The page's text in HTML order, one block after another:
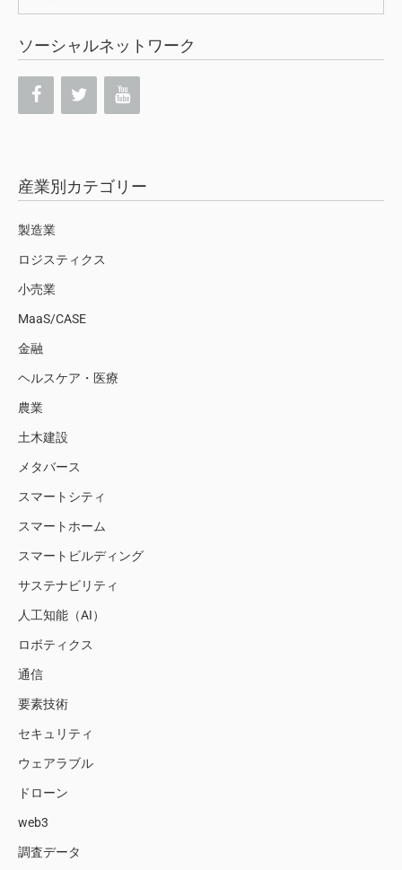
索:
ソーシャルネットワーク
産業別カテゴリー
製造業
ロジスティクス
小売業
MaaS/CASE
金融
ヘルスケア・医療
農業
土木建設
メタバース
スマートシティ
スマートホーム
スマートビルディング
サステナビリティ
人工知能（AI）
ロボティクス
通信
要素技術
セキュリティ
ウェアラブル
ドローン
web3
調査データ